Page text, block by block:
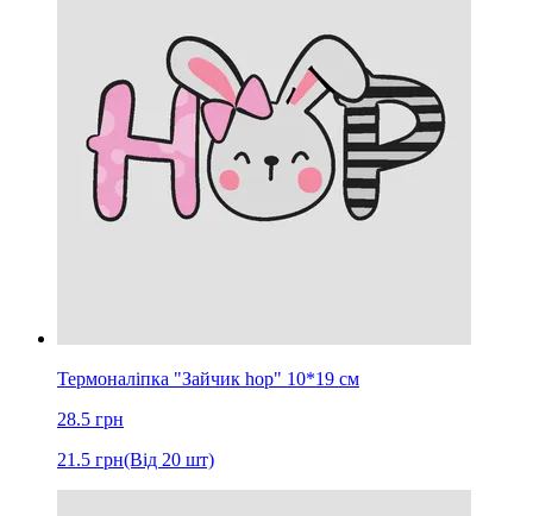
Термоналіпка "Зайчик hop" 10*19 см
28.5 грн
21.5 грн(Від 20 шт)